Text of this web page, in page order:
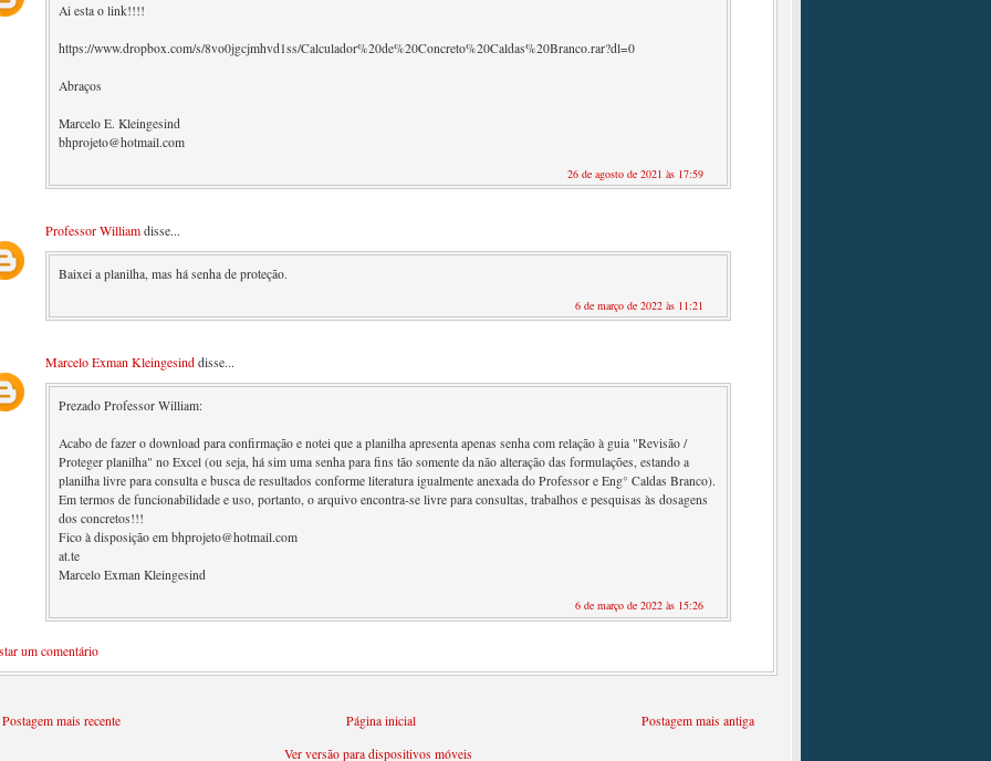
Ai esta o link!!!!
https://www.dropbox.com/s/8vo0jgcjmhvd1ss/Calculador%20de%20Concreto%20Caldas%20Branco.rar?dl=0
Abraços
Marcelo E. Kleingesind
bhprojeto@hotmail.com
26 de agosto de 2021 às 17:59
Professor Williamdisse...
Baixei a planilha, mas há senha de proteção.
6 de março de 2022 às 11:21
Marcelo Exman Kleingesinddisse...
Prezado Professor William:
Acabo de fazer o download para confirmação e notei que a planilha apresenta apenas senha com relação à guia "Revisão /
Proteger planilha" no Excel (ou seja, há sim uma senha para fins tão somente da não alteração das formulações, estando a
planilha livre para consulta e busca de resultados conforme literatura igualmente anexada do Professor e Eng° Caldas Branco).
Em termos de funcionabilidade e uso, portanto, o arquivo encontra-se livre para consultas, trabalhos e pesquisas às dosagens
dos concretos!!!
Fico à disposição em bhprojeto@hotmail.com
at.te
Marcelo Exman Kleingesind
6 de março de 2022 às 15:26
um comentário
Postagem mais recente Postagem mais antiga
Página inicial
Ver versão para dispositivos móveis